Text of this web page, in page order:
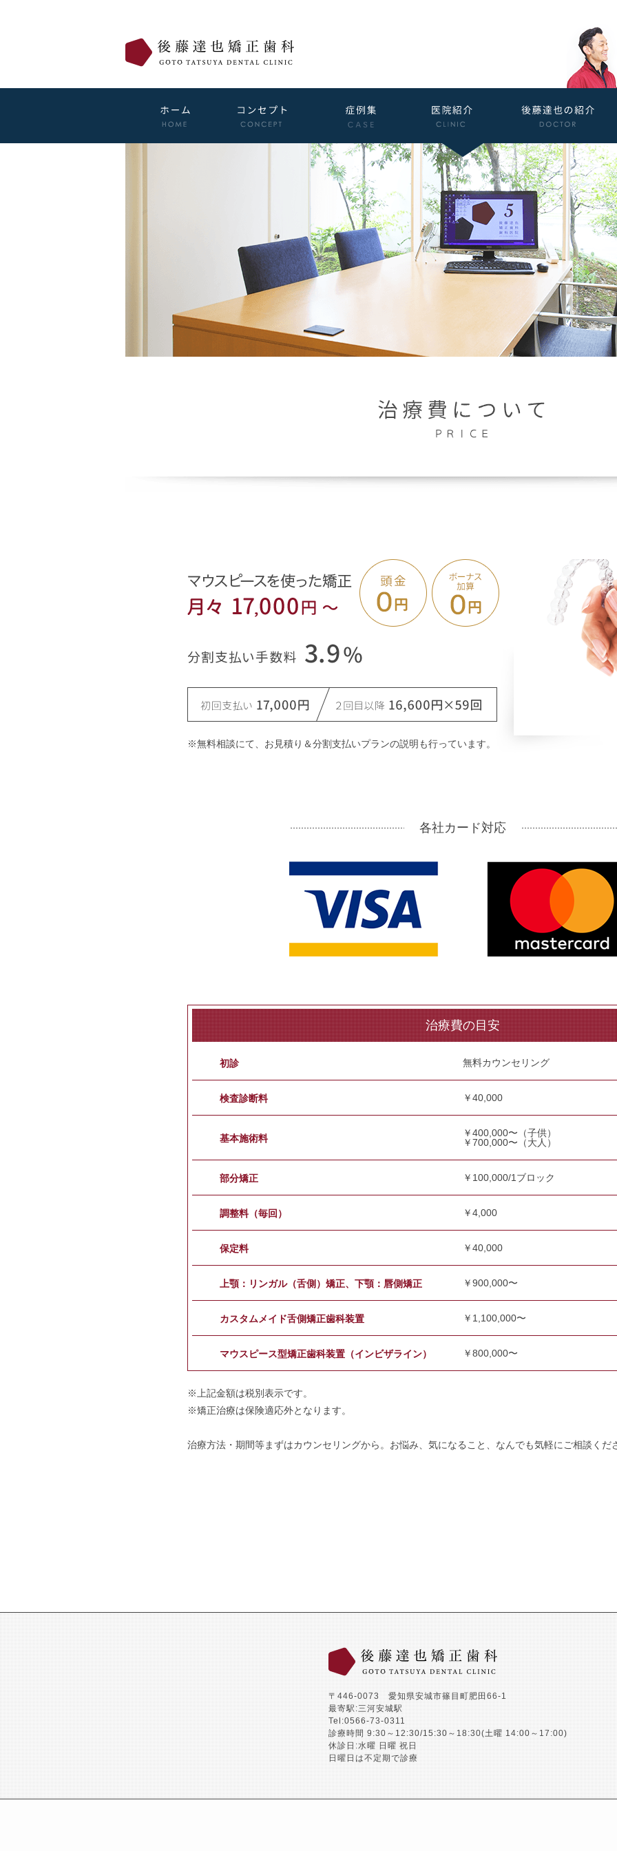
※無料相談にて、お見積り＆分割支払いプランの説明も行っています。
各社カード対応
治療費の目安
初診 無料カウンセリング
検査診断料 ￥40,000
基本施術料
￥400,000〜（子供）
￥700,000〜（大人）
部分矯正 ￥100,000/1ブロック
調整料（毎回） ￥4,000
保定料 ￥40,000
上顎：リンガル（舌側）矯正、下顎：唇側矯正 ￥900,000〜
カスタムメイド舌側矯正歯科装置 ￥1,100,000〜
マウスピース型矯正歯科装置（インビザライン） ￥800,000〜
※上記金額は税別表示です。
※矯正治療は保険適応外となります。
治療方法・期間等まずはカウンセリングから。お悩み、気になること、なんでも気軽にご相談くだ
〒446-0073 愛知県安城市篠目町肥田66-1
最寄駅:三河安城駅
Tel:0566-73-0311
診療時間 9:30～12:30/15:30～18:30(土曜 14:00～17:00)
休診日:水曜 日曜 祝日
日曜日は不定期で診療